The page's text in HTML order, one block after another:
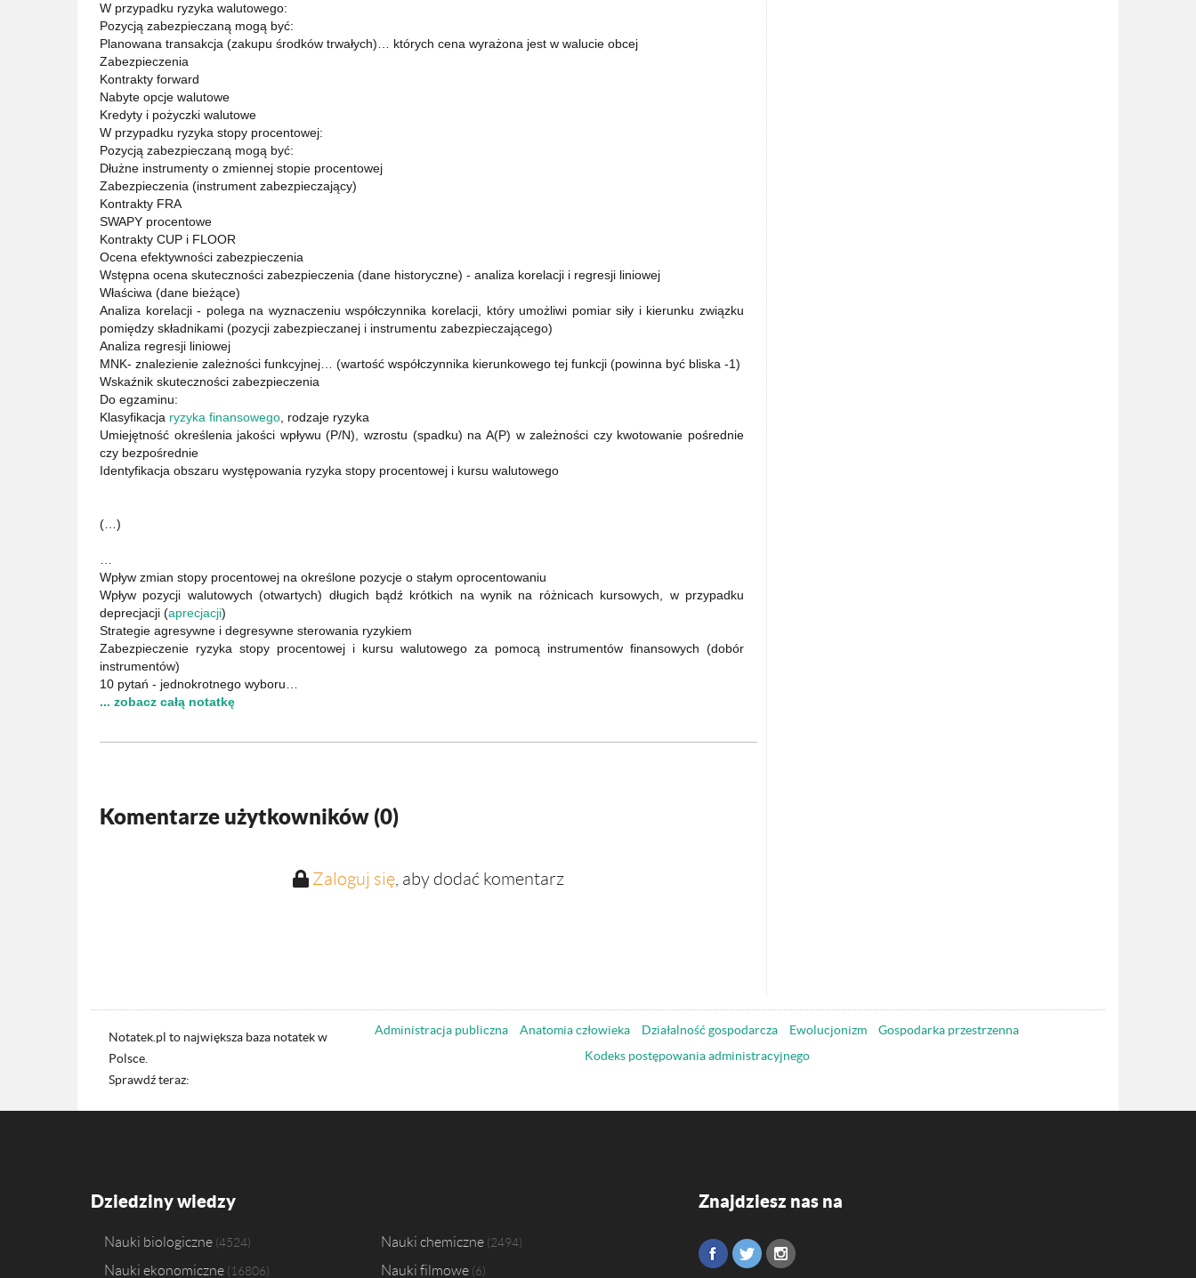
W przypadku ryzyka walutowego:
Pozycją zabezpieczaną mogą być:
Planowana transakcja (zakupu środków trwałych)… których cena wyrażona jest w walucie obcej
Zabezpieczenia
Kontrakty forward
Nabyte opcje walutowe
Kredyty i pożyczki walutowe
W przypadku ryzyka stopy procentowej:
Pozycją zabezpieczaną mogą być:
Dłużne instrumenty o zmiennej stopie procentowej
Zabezpieczenia (instrument zabezpieczający)
Kontrakty FRA
SWAPY procentowe
Kontrakty CUP i FLOOR
Ocena efektywności zabezpieczenia
Wstępna ocena skuteczności zabezpieczenia (dane historyczne) - analiza korelacji i regresji liniowej
Właściwa (dane bieżące)
Analiza korelacji - polega na wyznaczeniu współczynnika korelacji, który umożliwi pomiar siły i kierunku związku
pomiędzy składnikami (pozycji zabezpieczanej i instrumentu zabezpieczającego)
Analiza regresji liniowej
MNK- znalezienie zależności funkcyjnej… (wartość współczynnika kierunkowego tej funkcji (powinna być bliska -1)
Wskaźnik skuteczności zabezpieczenia
Do egzaminu:
Klasyfikacja ryzyka finansowego, rodzaje ryzyka
Umiejętność określenia jakości wpływu (P/N), wzrostu (spadku) na A(P) w zależności czy kwotowanie pośrednie
czy bezpośrednie
Identyfikacja obszaru występowania ryzyka stopy procentowej i kursu walutowego
(…)
…
Wpływ zmian stopy procentowej na określone pozycje o stałym oprocentowaniu
Wpływ pozycji walutowych (otwartych) długich bądź krótkich na wynik na różnicach kursowych, w przypadku
deprecjacji (aprecjacji)
Strategie agresywne i degresywne sterowania ryzykiem
Zabezpieczenie ryzyka stopy procentowej i kursu walutowego za pomocą instrumentów finansowych (dobór
instrumentów)
10 pytań - jednokrotnego wyboru…
... zobacz całą notatkę
Komentarze użytkowników (0)
Zaloguj się, aby dodać komentarz
Notatek.pl to największa baza notatek w
Polsce.
Sprawdź teraz:
Administracja publiczna Anatomia człowieka Działalność gospodarcza Ewolucjonizm
Gospodarka przestrzenna
Kodeks postępowania administracyjnego
Dziedziny wiedzy
Nauki biologiczne 4524 Nauki chemiczne 2494
Nauki ekonomiczne 16806 Nauki filmowe 6
Znajdziesz nas na